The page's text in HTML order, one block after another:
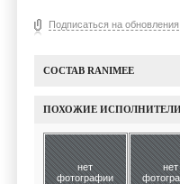
Подписаться на обновления
СОСТАВ RANIMEE
ПОХОЖИЕ
нет
фотографии
нет